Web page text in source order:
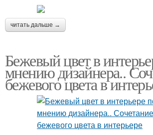
читать дальше →
Бежевый цвет в
мнению дизайнера..
бежевого цвета в